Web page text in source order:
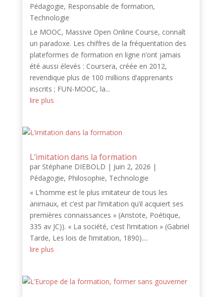
Pédagogie, Responsable de formation,
Technologie
Le MOOC, Massive Open Online Course, connaît
un paradoxe. Les chiffres de la fréquentation des
plateformes de formation en ligne n’ont jamais
été aussi élevés : Coursera, créée en 2012,
revendique plus de 100 millions d’apprenants
inscrits ; FUN-MOOC, la...
lire plus
L’imitation dans la formation
par Stéphane DIEBOLD | Juin 2, 2026 |
Pédagogie, Philosophie, Technologie
« L’homme est le plus imitateur de tous les
animaux, et c’est par l’imitation qu’il acquiert ses
premières connaissances » (Aristote, Poétique,
335 av JC)). « La société, c’est l’imitation » (Gabriel
Tarde, Les lois de l’imitation, 1890)....
lire plus